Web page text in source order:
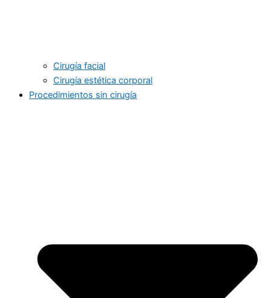
Cirugía facial
Cirugía estética corporal
Procedimientos sin cirugía